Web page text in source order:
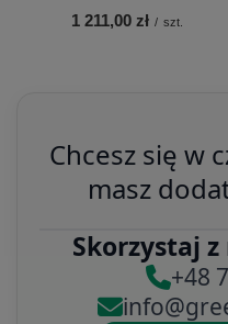
1 211,00 zł / szt.
Chcesz się w
masz
Skorzystaj
+48